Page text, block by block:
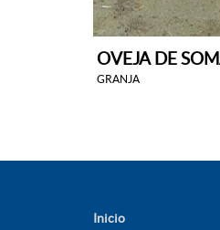
OVEJA DE
GRANJA
Inicio